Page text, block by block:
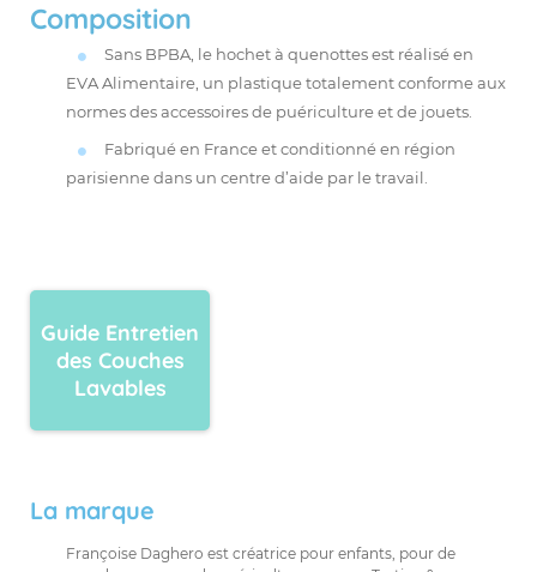
Composition
Sans BPBA, le hochet à quenottes est réalisé en
EVA Alimentaire, un plastique totalement conforme aux
normes des accessoires de puériculture et de jouets.
Fabriqué en France et conditionné en région
parisienne dans un centre d’aide par le travail.
Guide Entretien
des Couches
Lavables
La marque
Françoise Daghero est créatrice pour enfants, pour de